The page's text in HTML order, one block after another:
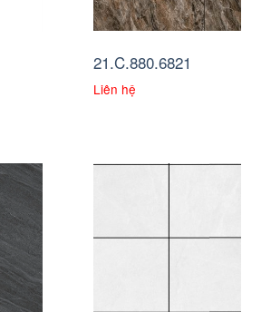
21.C.880.6821
Liên hệ